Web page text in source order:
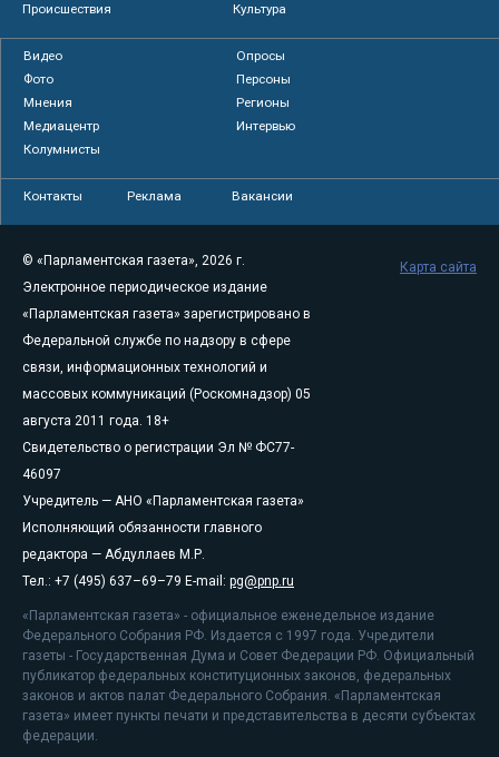
Происшествия
Культура
Видео
Опросы
Фото
Персоны
Мнения
Регионы
Медиацентр
Интервью
Колумнисты
Контакты Реклама Вакансии
© «Парламентская газета», 2026 г.
Электронное периодическое издание
«Парламентская газета» зарегистрировано в
Федеральной службе по надзору в сфере
связи, информационных технологий и
массовых коммуникаций (Роскомнадзор) 05
августа 2011 года. 18+
Свидетельство о регистрации Эл № ФС77-
46097
Учредитель — АНО «Парламентская газета»
Исполняющий обязанности главного
редактора — Абдуллаев М.Р.
Тел.: +7 (495) 637–69–79 E-mail: pg@pnp.ru
«Парламентская газета» - официальное еженедельное издание
Федерального Собрания РФ. Издается с 1997 года. Учредители
газеты - Государственная Дума и Совет Федерации РФ. Официальный
публикатор федеральных конституционных законов, федеральных
законов и актов палат Федерального Собрания. «Парламентская
газета» имеет пункты печати и представительства в десяти субъектах
федерации.
Карта сайта